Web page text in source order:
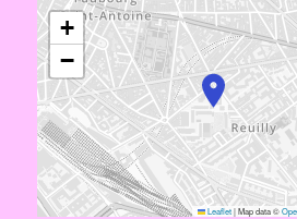
+
−
Leaflet|Map data ©